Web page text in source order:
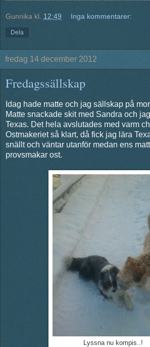
Gunnika kl. 12:49 Inga kommentarer:
Dela
fredag 14 december 2012
Fredagssällskap
Idag hade matte och jag sällskap på
Matte snackade skit med Sandra och
Texas. Det hela avslutades med varm
Ostmakeriet så klart, då fick jag lära
snällt och väntar utanför medan ens
provsmakar ost.
Lyssna nu kompis..!